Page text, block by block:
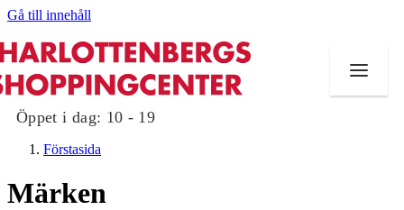
Gå till innehåll
Öppet i dag: 10 - 19
Förstasida
Märken